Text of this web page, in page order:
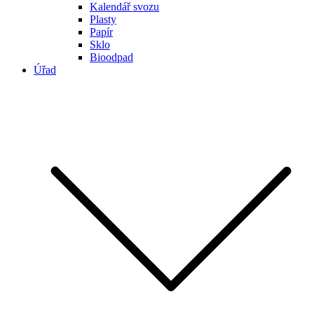
Kalendář svozu
Plasty
Papír
Sklo
Bioodpad
Úřad